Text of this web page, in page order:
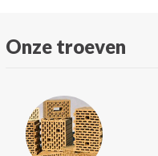
Onze troeven